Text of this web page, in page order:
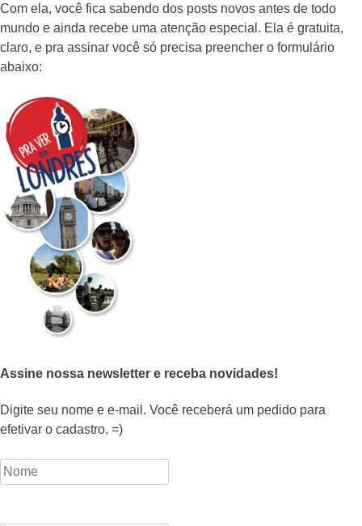
Com ela, você fica sabendo dos posts novos antes de todo
mundo e ainda recebe uma atenção especial. Ela é gratuita,
claro, e pra assinar você só precisa preencher o formulário
abaixo:
Assine nossa newsletter e receba novidades!
Digite seu nome e e-mail. Você receberá um pedido para
efetivar o cadastro. =)